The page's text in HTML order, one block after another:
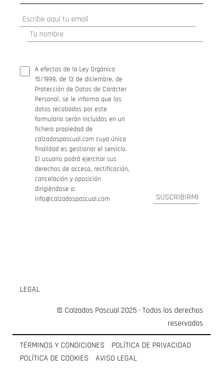
A efectos de la Ley Orgánica
15/1999, de 13 de diciembre, de
Protección de Datos de Carácter
Personal, se le informa que los
datos recabados por este
formulario serán incluidos en un
fichero propiedad de
calzadospascual.com cuya única
finalidad es gestionar el servicio.
El usuario podrá ejercitar sus
derechos de acceso, rectificación,
cancelación y oposición
dirigiéndose a:
info@calzadospascual.com
LEGAL
© Calzados Pascual 2025 · Todos los derechos
reservados
TÉRMINOS Y CONDICIONES
POLÍTICA DE PRIVACIDAD
POLÍTICA DE COOKIES
AVISO LEGAL